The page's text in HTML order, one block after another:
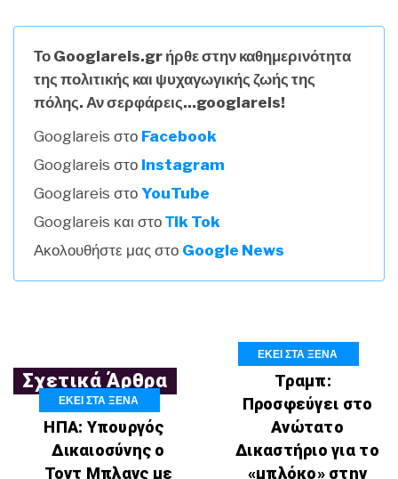
Το Googlareis.gr ήρθε στην καθημερινότητα
της πολιτικής και ψυχαγωγικής ζωής της
πόλης. Αν σερφάρεις...googlareis!
Googlareis στο Facebook
Googlareis στο Instagram
Googlareis στο YouTube
Googlareis και στο Τik Tok
Ακολουθήστε μας στο Google News
Σχετικά Άρθρα
ΕΚΕΙ ΣΤΑ ΞΕΝΑ
ΗΠΑ: Υπουργός
Δικαιοσύνης ο
Τοντ Μπλανς με
ΕΚΕΙ ΣΤΑ ΞΕΝΑ
Τραμπ:
Προσφεύγει στο
Ανώτατο
Δικαστήριο για το
«μπλόκο» στην